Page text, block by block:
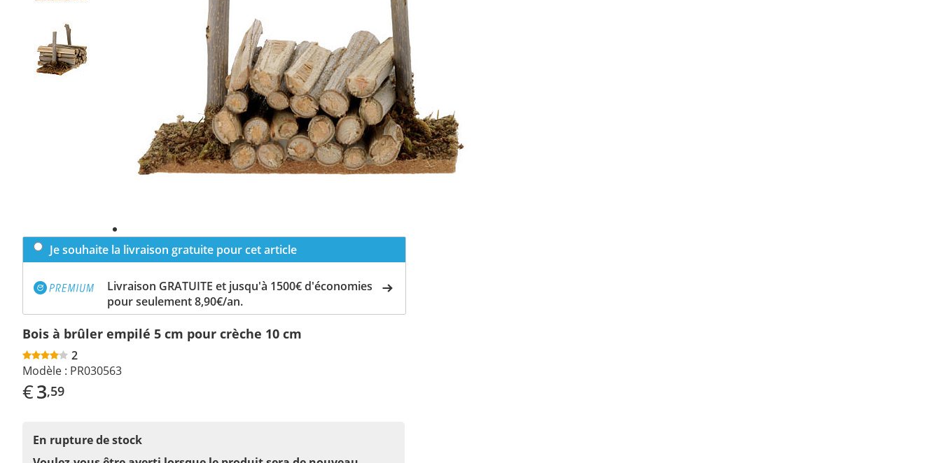
Je souhaite la livraison gratuite pour cet article
Livraison GRATUITE et jusqu'à 1500€ d'économies
pour seulement 8,90€/an.
Bois à brûler empilé 5 cm pour crèche 10 cm
2
Modèle : PR030563
€3,59
En rupture de stock